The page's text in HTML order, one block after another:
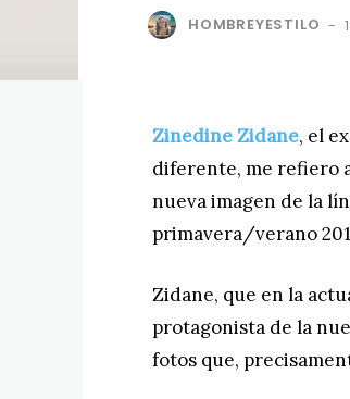
HOMBREYESTILO -
Zinedine Zidane, el
diferente, me refiero
nueva imagen de la
primavera/verano
Zidane, que en la
protagonista de la
fotos que,